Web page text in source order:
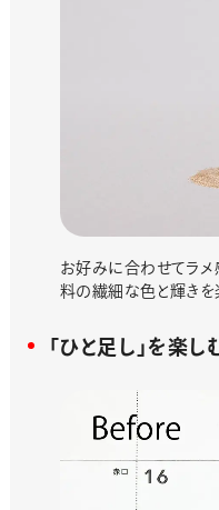
お好みに合わせてラメ
料の繊細な色と輝きを
「ひと足し」を楽し